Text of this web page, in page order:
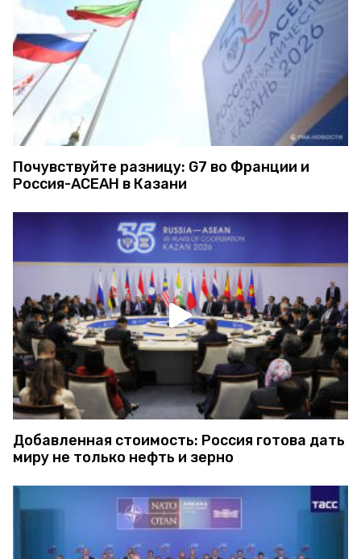
Почувствуйте разницу: G7 во Франции и
Россия-АСЕАН в Казани
Добавленная стоимость: Россия готова дать
миру не только нефть и зерно